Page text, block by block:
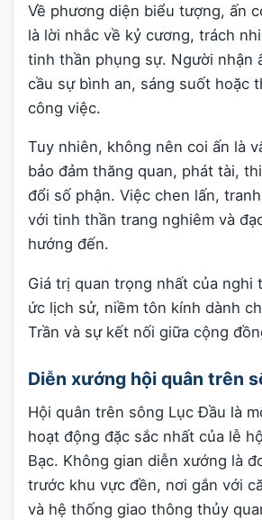
Về phương diện biểu tượng, ấn
là lời nhắc về kỷ cương, trách
tinh thần phụng sự. Người nhận
cầu sự bình an, sáng suốt hoặc
công việc.
Tuy nhiên, không nên coi ấn là
bảo đảm thăng quan, phát tài,
đổi số phận. Việc chen lấn,
với tinh thần trang nghiêm và
hướng đến.
Giá trị quan trọng nhất của nghi
ức lịch sử, niềm tôn kính dành
Trần và sự kết nối giữa cộng
Diễn xướng hội quân trên
Hội quân trên sông Lục Đầu là
hoạt động đặc sắc nhất của lễ
Bạc. Không gian diễn xướng là
trước khu vực đền, nơi gắn với
và hệ thống giao thông thủy